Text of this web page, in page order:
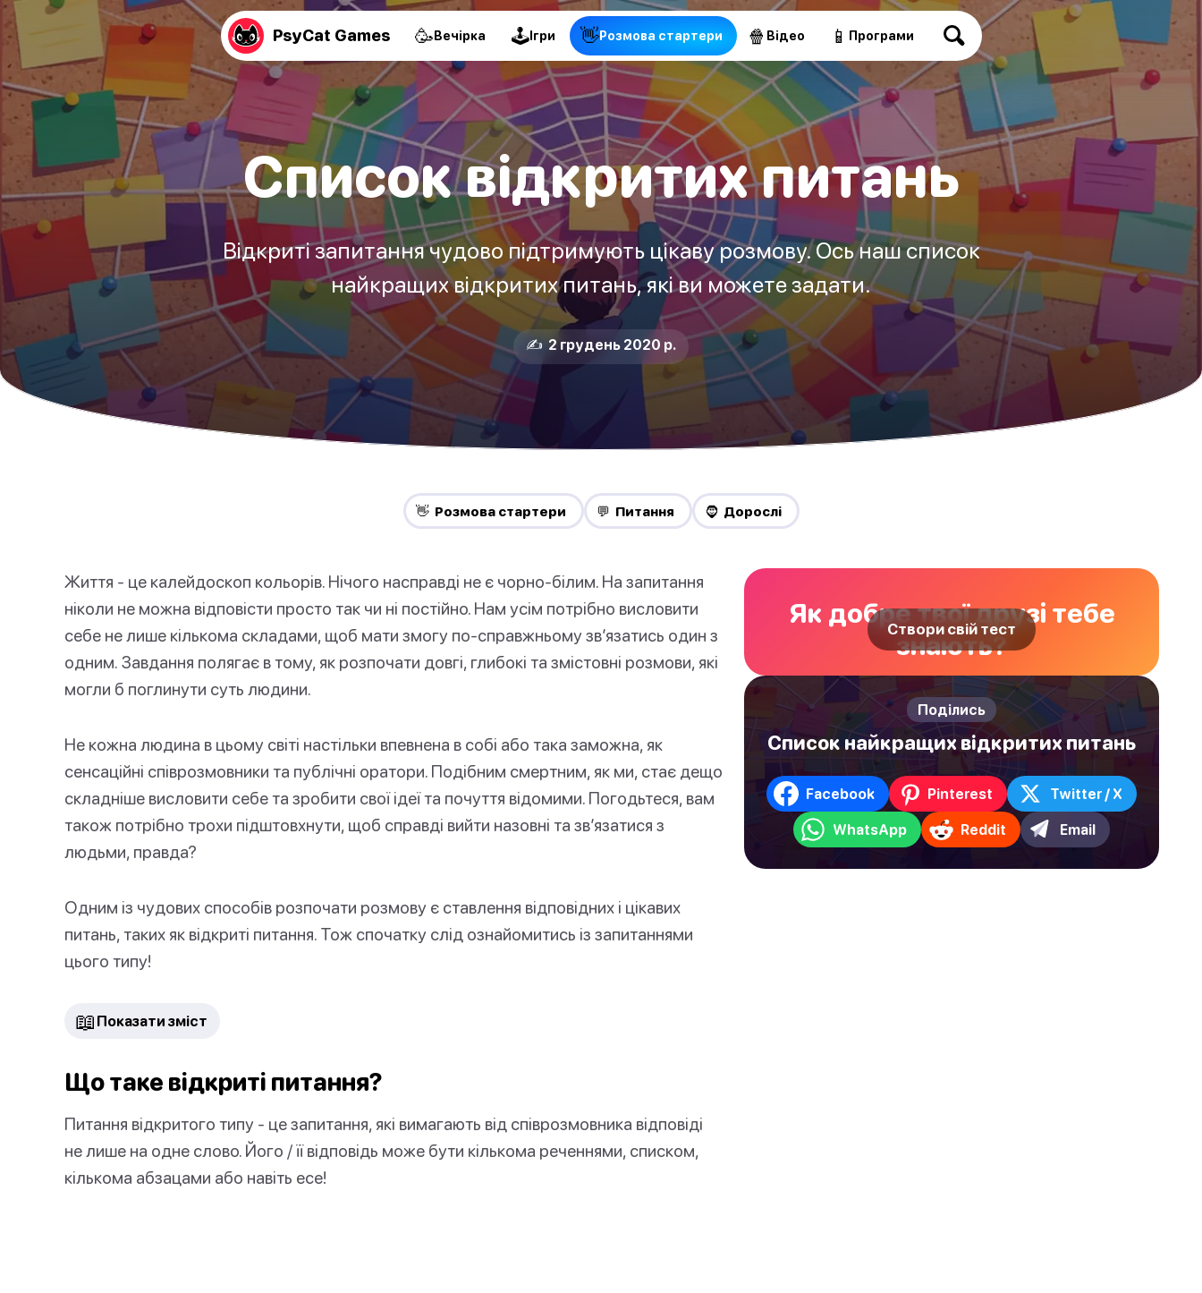
PsyCat Games 🥳Вечірка 🕹Ігри 👋Pозмова стартери 🍿 Відео 📱 Програми
Список відкритих питань
Відкриті запитання чудово підтримують цікаву розмову. Ось наш список
найкращих відкритих питань, які ви можете задати.
✍️ 2 грудень 2020 р.
👋 Pозмова стартери 💬 Питання 🧔 Дорослі
Життя - це калейдоскоп кольорів. Нічого насправді не є чорно-білим. На запитання
ніколи не можна відповісти просто так чи ні постійно. Нам усім потрібно висловити
себе не лише кількома складами, щоб мати змогу по-справжньому зв’язатись один з
одним. Завдання полягає в тому, як розпочати довгі, глибокі та змістовні розмови, які
могли б поглинути суть людини.
Не кожна людина в цьому світі настільки впевнена в собі або така заможна, як
сенсаційні співрозмовники та публічні оратори. Подібним смертним, як ми, стає дещо
складніше висловити себе та зробити свої ідеї та почуття відомими. Погодьтеся, вам
також потрібно трохи підштовхнути, щоб справді вийти назовні та зв’язатися з
людьми, правда?
Одним із чудових способів розпочати розмову є ставлення відповідних і цікавих
питань, таких як відкриті питання. Тож спочатку слід ознайомитись із запитаннями
цього типу!
📖 Показати зміст
Що таке відкриті питання?
Питання відкритого типу - це запитання, які вимагають від співрозмовника відповіді
не лише на одне слово. Його / її відповідь може бути кількома реченнями, списком,
кількома абзацами або навіть есе!
Як добре твої друзі тебе
знають?
Створи свій тест
Поділись
Список найкращих відкритих питань
Facebook Pinterest Twitter / X
WhatsApp Reddit Email